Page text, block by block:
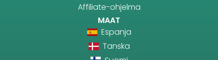
Affiliate-ohjelma
MAAT
Espanja
Tanska